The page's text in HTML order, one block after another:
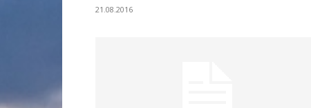
21.08.2016